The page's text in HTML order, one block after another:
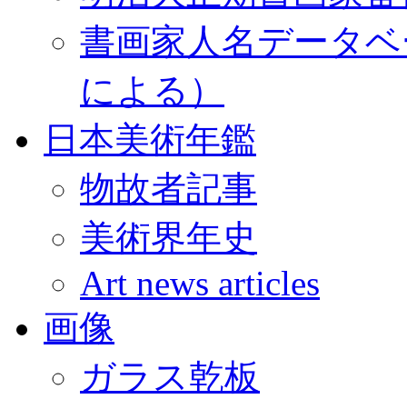
書画家人名データ
による）
日本美術年鑑
物故者記事
美術界年史
Art news articles
画像
ガラス乾板